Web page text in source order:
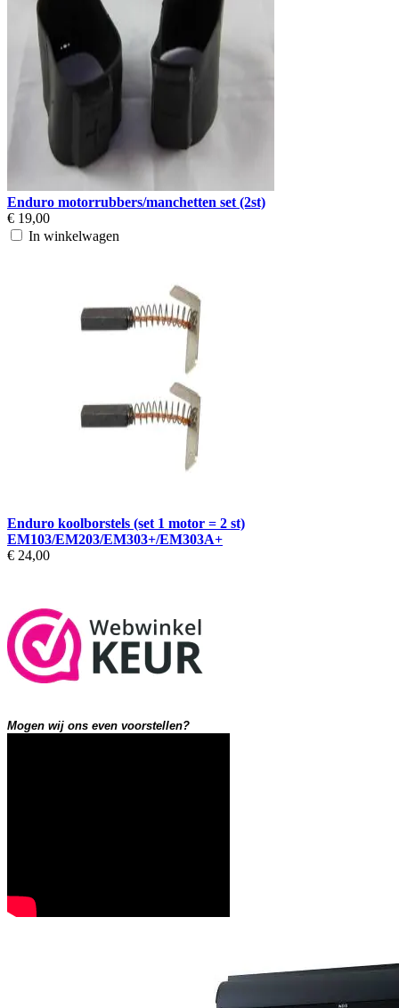
Enduro motorrubbers/manchetten set (2st)
€ 19,00
In winkelwagen
Enduro koolborstels (set 1 motor = 2 st)
EM103/EM203/EM303+/EM303A+
€ 24,00
Mogen wij ons even voorstellen?